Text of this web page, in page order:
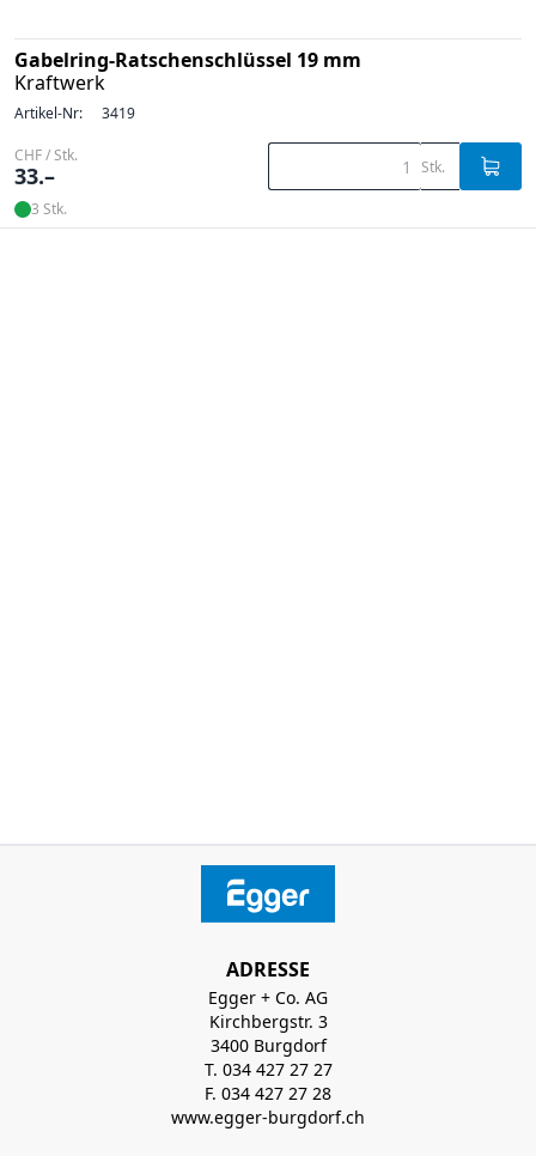
Gabelring-Ratschenschlüssel 19 mm
Kraftwerk
Artikel-Nr: 3419
CHF / Stk.
33.– Stk.
3 Stk.
ADRESSE
Egger + Co. AG
Kirchbergstr. 3
3400 Burgdorf
T. 034 427 27 27
F. 034 427 27 28
www.egger-burgdorf.ch